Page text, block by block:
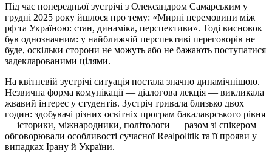
Під час попередньої зустрічі з Олександром Самарським у
грудні 2025 року йшлося про тему: «Мирні перемовини між
рф та Україною: стан, динаміка, перспективи». Тоді висновок
був однозначним: у найближчій перспективі переговорів не
буде, оскільки сторони не можуть або не бажають поступатися
задекларованими цілями.
На квітневій зустрічі ситуація постала значно динамічнішою.
Незвична форма комунікації — діалогова лекція — викликала
жвавий інтерес у студентів. Зустріч тривала близько двох
годин: здобувачі різних освітніх програм бакалаврського рівня
— історики, міжнародники, політологи — разом зі спікером
обговорювали особливості сучасної Realpolitik та її прояви у
випадках Ірану й України.